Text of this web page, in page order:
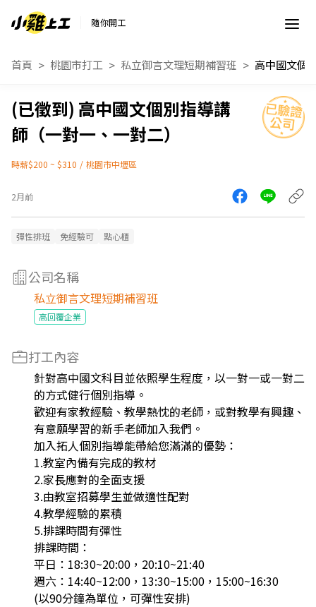
隨你開工
首頁 桃園市打工 私立御言文理短期補習班
高中國文個別指導講
師（一對一、一對二）
時薪$200 ~ $310 / 桃園市中壢區
2月前
彈性排班 免經驗可 點心櫃
公司名稱
私立御言文理短期補習班
高回覆企業
打工內容
針對高中國文科目並依照學生程度，以一對一或一對二
的方式健行個別指導。
歡迎有家教經驗、教學熱忱的老師，或對教學有興趣、
有意願學習的新手老師加入我們。
加入拓人個別指導能帶給您滿滿的優勢：
1.教室內備有完成的教材
2.家長應對的全面支援
3.由教室招募學生並做適性配對
4.教學經驗的累積
5.排課時間有彈性
排課時間：
平日：18:30~20:00，20:10~21:40
週六：14:40~12:00，13:30~15:00，15:00~16:30
(以90分鐘為單位，可彈性安排)